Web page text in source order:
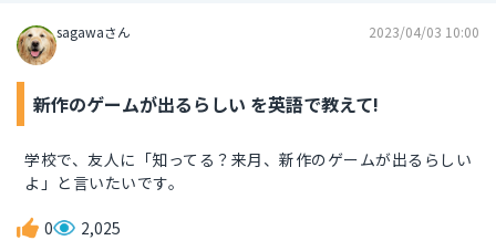
sagawaさん 2023/04/03 10:00
新作のゲームが出るらしい を英語で教えて!
学校で、友人に「知ってる？来月、新作のゲームが出るらしい
よ」と言いたいです。
0 2,025